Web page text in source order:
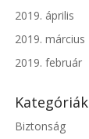
2019. április
2019. március
2019. február
Kategóriák
Biztonság